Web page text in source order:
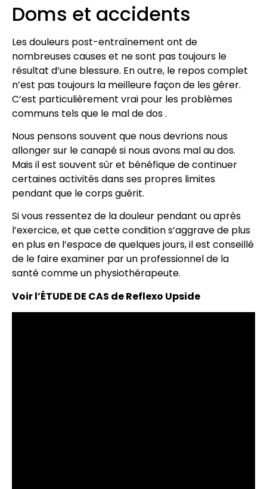
Doms et accidents
Les douleurs post-entraînement ont de
nombreuses causes et ne sont pas toujours le
résultat d’une blessure. En outre, le repos complet
n’est pas toujours la meilleure façon de les gérer.
C’est particulièrement vrai pour les problèmes
communs tels que le mal de dos .
Nous pensons souvent que nous devrions nous
allonger sur le canapé si nous avons mal au dos.
Mais il est souvent sûr et bénéfique de continuer
certaines activités dans ses propres limites
pendant que le corps guérit.
Si vous ressentez de la douleur pendant ou après
l’exercice, et que cette condition s’aggrave de plus
en plus en l’espace de quelques jours, il est conseillé
de le faire examiner par un professionnel de la
santé comme un physiothérapeute.
Voir l’ÉTUDE DE CAS de Reflexo Upside